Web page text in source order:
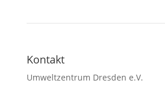
Kontakt
Umweltzentrum Dresden e.V.